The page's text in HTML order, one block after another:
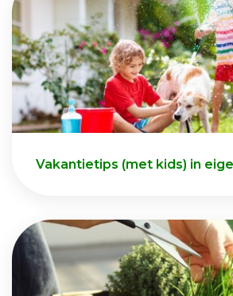
Vakantietips (met kids) in